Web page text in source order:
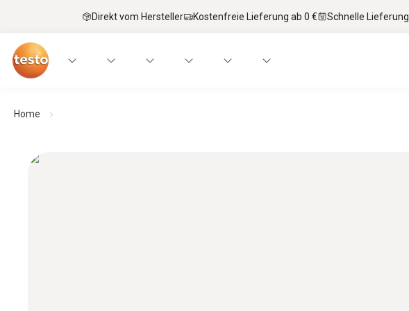
Direkt vom Hersteller Kostenfreie Lieferung ab 0 € Schnelle Lieferung
Home